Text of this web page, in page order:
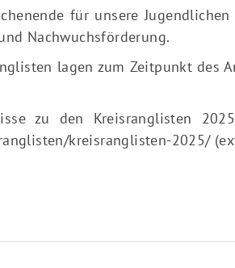
für unsere
Nachwuchsförderung.
lagen zum Zeitpunkt des
zu den Kreisranglisten
kreisranglisten-2025/